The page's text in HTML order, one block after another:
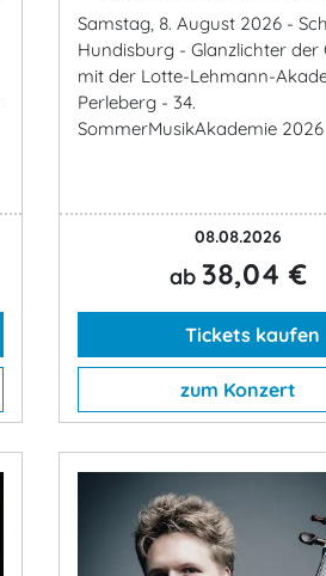
Samstag, 8. August 2026 -
Hundisburg - Glanzlichter der
mit der Lotte-Lehmann-
Perleberg - 34.
SommerMusikAkademie 2026
08.08.2026
ab 38,04 €
Tickets kaufen
zum Konzert